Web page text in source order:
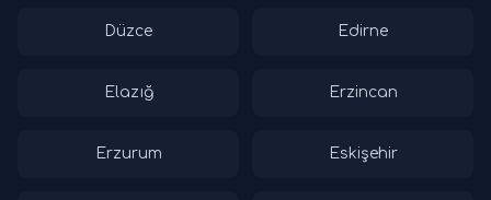
Düzce Edirne
Elazığ Erzincan
Erzurum Eskişehir